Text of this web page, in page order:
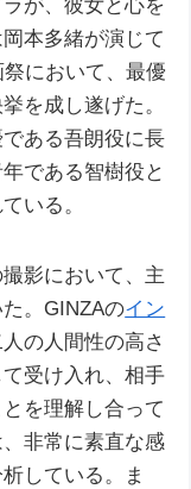
が、彼女と心を
本多緒が演じて
において、最優
を成し遂げた。
ある吾朗役に長
である智樹役と
いる。
影において、主
。GINZAのイン
の人間性の高さ
受け入れ、相手
を理解し合って
非常に素直な感
している。ま